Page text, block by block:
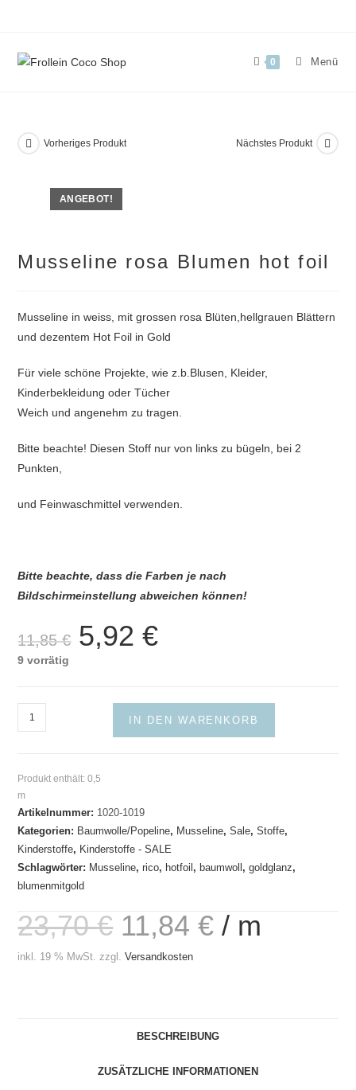
0 Menü
ANGEBOT!
Vorheriges Produkt Nächstes Produkt
Musseline rosa Blumen hot foil
Musseline in weiss, mit grossen rosa Blüten,hellgrauen Blättern
und dezentem Hot Foil in Gold
Für viele schöne Projekte, wie z.b.Blusen, Kleider,
Kinderbekleidung oder Tücher
Weich und angenehm zu tragen.
Bitte beachte! Diesen Stoff nur von links zu bügeln, bei 2
Punkten,
und Feinwaschmittel verwenden.
Bitte beachte, dass die Farben je nach
Bildschirmeinstellung abweichen können!
11,85€
Ursprünglicher
Preis
war:
5,92€Aktueller
9 vorrätig
Musseline
rosa
foil
Menge
IN DEN WARENKORB
Produkt enthält: 0,5
m
Artikelnummer: 1020-1019
Kategorien: Baumwolle/Popeline, Musseline,Sale,Stoffe,
Kinderstoffe, Kinderstoffe - SALE
Schlagwörter: Musseline,rico, hotfoil , baumwoll ,goldglanz,
blumenmitgold
23,70€ 11,84€ / m
inkl. 19 % MwSt. zzgl.Versandkosten
BESCHREIBUNG
ZUSÄTZLICHE INFORMATIONEN